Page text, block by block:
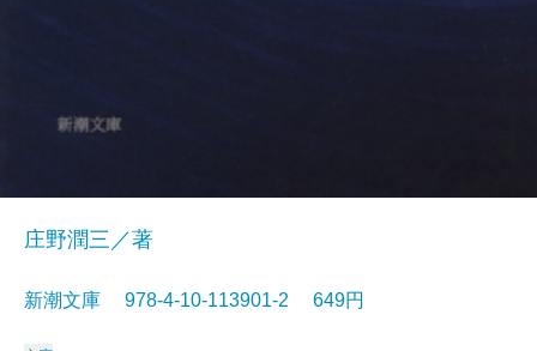
庄野潤三／著
新潮文庫 978-4-10-113901-2 649円